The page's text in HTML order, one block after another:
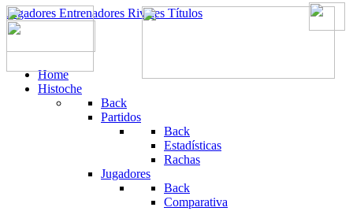
Jugadores Entrenadores Rivales Títulos
Home
Histoche
Back
Partidos
Back
Estadísticas
Rachas
Jugadores
Back
Comparativa